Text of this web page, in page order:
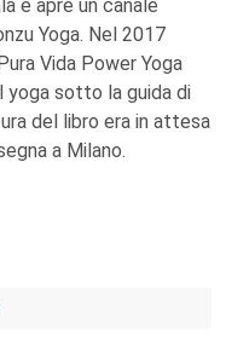
e apre un canale
Yoga. Nel 2017
Vida Power Yoga
yoga sotto la guida di
del libro era in attesa
a Milano.